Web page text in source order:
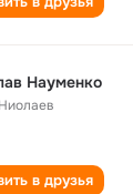
Науменко
Ниолаев
в друзья